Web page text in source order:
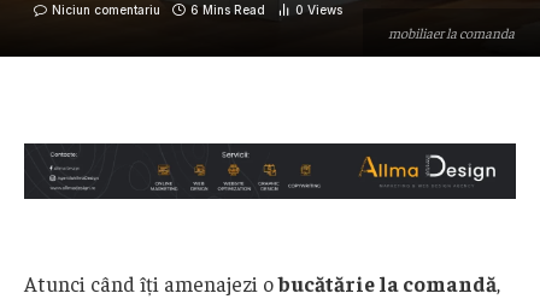
mobiliaer la comanda
Niciun comentariu 6 Mins Read 0 Views
Atunci când îți amenajezi obucătărie la comandă,